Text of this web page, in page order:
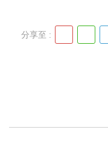
分享至 :